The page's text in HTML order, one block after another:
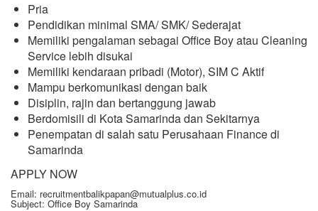
Pria
Pendidikan minimal SMA/ SMK/ Sederajat
Memiliki pengalaman sebagai Office Boy atau Cleaning
Service lebih disukai
Memiliki kendaraan pribadi (Motor), SIM C Aktif
Mampu berkomunikasi dengan baik
Disiplin, rajin dan bertanggung jawab
Berdomisili di Kota Samarinda dan Sekitarnya
Penempatan di salah satu Perusahaan Finance di
Samarinda
APPLY NOW
Email: recruitmentbalikpapan@mutualplus.co.id
Subject: Office Boy Samarinda